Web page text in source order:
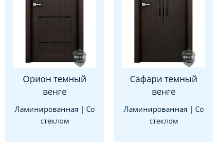
Орион темный
венге
Ламинированная | Со
стеклом
Сафари темный
венге
Ламинированная | Со
стеклом